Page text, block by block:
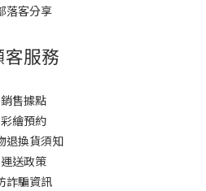
落客分享
客服務
銷售據點
彩繪預約
退換貨須知
運送政策
詐騙資訊